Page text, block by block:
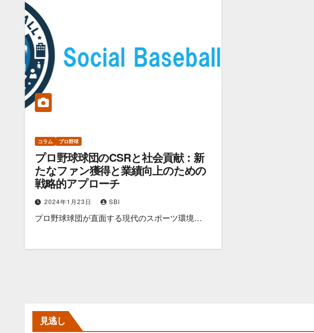
コラム プロ野球
プロ野球球団のCSRと社会貢献：新
たなファン獲得と業績向上のための
戦略的アプローチ
2024年1月23日 SBI
プロ野球球団が直面する現代のスポーツ環境…
見逃し